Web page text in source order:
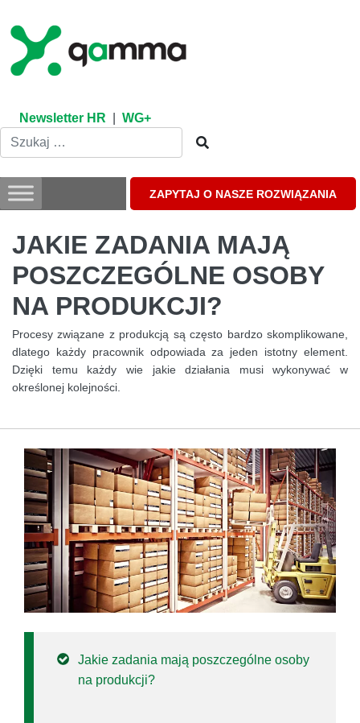
content
Newsletter HR WG+
ZAPYTAJ O NASZE ROZWIĄZANIA
JAKIE ZADANIA MAJĄ
POSZCZEGÓLNE OSOBY
NA PRODUKCJI?
Procesy związane z produkcją są często bardzo skomplikowane,
dlatego każdy pracownik odpowiada za jeden istotny element.
Dzięki temu każdy wie jakie działania musi wykonywać w
określonej kolejności.
Jakie zadania mają poszczególne osoby
na produkcji?